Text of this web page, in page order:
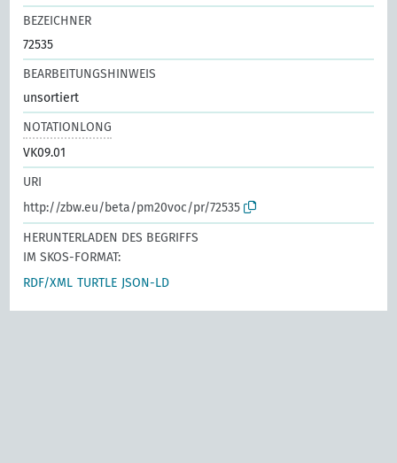
BEZEICHNER
72535
BEARBEITUNGSHINWEIS
unsortiert
NOTATIONLONG
VK09.01
URI
http://zbw.eu/beta/pm20voc/pr/72535
HERUNTERLADEN DES BEGRIFFS
IM SKOS-FORMAT:
RDF/XML TURTLE JSON-LD